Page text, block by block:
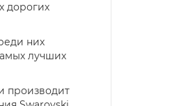
дорогих
них
лучших
производит